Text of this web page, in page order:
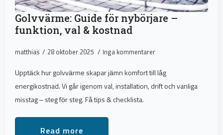
Golvvärme: Guide för nybörjare –
funktion, val & kostnad
matthias 28 oktober 2025 Inga kommentarer
Upptäck hur golvvärme skapar jämn komfort till låg
energikostnad. Vi går igenom val, installation, drift och vanliga
misstag – steg för steg. Få tips & checklista.
Read more